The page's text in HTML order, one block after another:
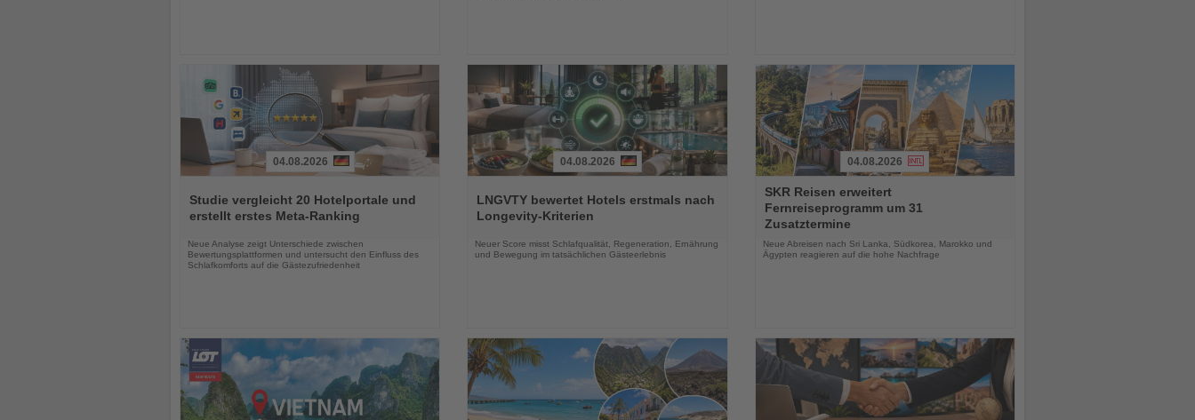
Sie
die
04.08.2026
Studie vergleicht 20 Hotelportale und
erstellt erstes Meta-Ranking
Neue Analyse zeigt Unterschiede zwischen
Bewertungsplattformen und untersucht den Einfluss des
Schlafkomforts auf die Gästezufriedenheit
Sie
die
Nachrichten
04.08.2026
LNGVTY bewertet Hotels erstmals nach
Longevity-Kriterien
Neuer Score misst Schlafqualität, Regeneration, Ernährung
und Bewegung im tatsächlichen Gästeerlebnis
Sie
die
Nachrichten
04.08.2026
SKR Reisen erweitert
Fernreiseprogramm um 31
Zusatztermine
Neue Abreisen nach Sri Lanka, Südkorea, Marokko und
Ägypten reagieren auf die hohe Nachfrage